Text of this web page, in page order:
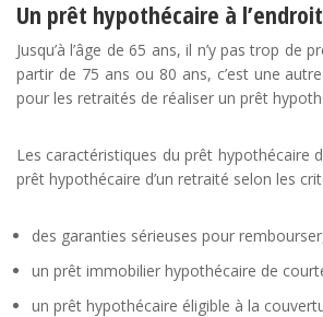
Un prêt hypothécaire à
Jusqu’à l’âge de 65 ans, il n’y pas trop
partir de 75 ans ou 80 ans, c’est une
pour les retraités de réaliser un prêt
Les caractéristiques du prêt hypothécaire
prêt hypothécaire d’un retraité selon les
des garanties sérieuses pour
un prêt immobilier hypothécaire de
un prêt hypothécaire éligible à la